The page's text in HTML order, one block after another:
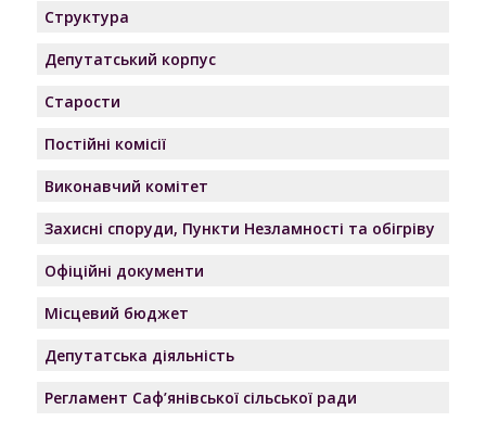
Структура
Депутатський корпус
Старости
Постійні комісії
Виконавчий комітет
Захисні споруди, Пункти Незламності та обігріву
Офіційні документи
Місцевий бюджет
Депутатська діяльність
Регламент Саф’янівської сільської ради